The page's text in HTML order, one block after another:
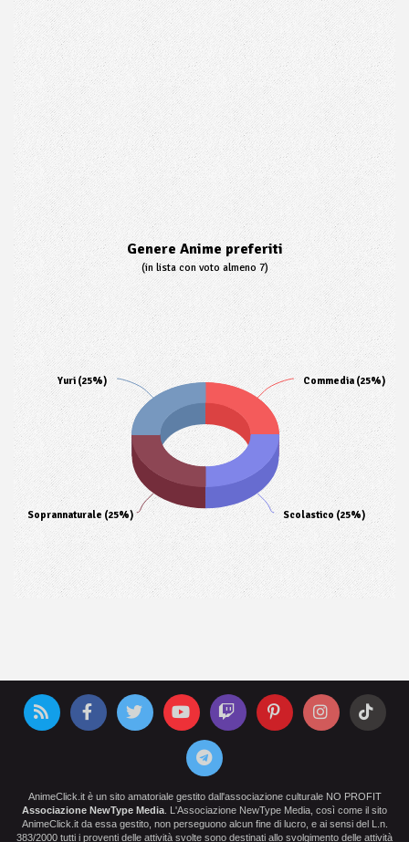
Genere Anime preferiti
(in lista con voto almeno 7)
Commedia (25%)
Scolastico (25%)
Soprannaturale (25%)
Yuri (25%)
AnimeClick.it è un sito amatoriale gestito dall'associazione culturale NO PROFIT
Associazione NewType Media . L'Associazione NewType Media, così come il sito
AnimeClick.it da essa gestito, non perseguono alcun fine di lucro, e ai sensi del L.n.
383/2000 tutti i proventi delle attività svolte sono destinati allo svolgimento delle attività